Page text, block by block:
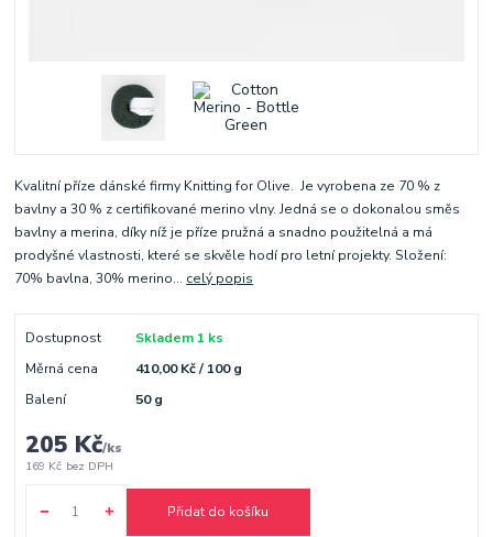
Kvalitní příze dánské firmy Knitting for Olive. Je vyrobena ze 70 % z
bavlny a 30 % z certifikované merino vlny. Jedná se o dokonalou směs
bavlny a merina, díky níž je příze pružná a snadno použitelná a má
prodyšné vlastnosti, které se skvěle hodí pro letní projekty. Složení:
70% bavlna, 30% merino... celý popis
Dostupnost
Skladem 1 ks
Měrná cena
410,00 Kč / 100 g
Balení
50 g
205 Kč/ks
169 Kč bez DPH
Přidat do košíku